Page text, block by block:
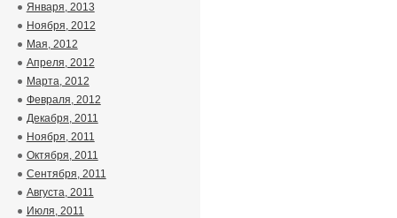
Января, 2013
Ноября, 2012
Мая, 2012
Апреля, 2012
Марта, 2012
Февраля, 2012
Декабря, 2011
Ноября, 2011
Октября, 2011
Сентября, 2011
Августа, 2011
Июля, 2011